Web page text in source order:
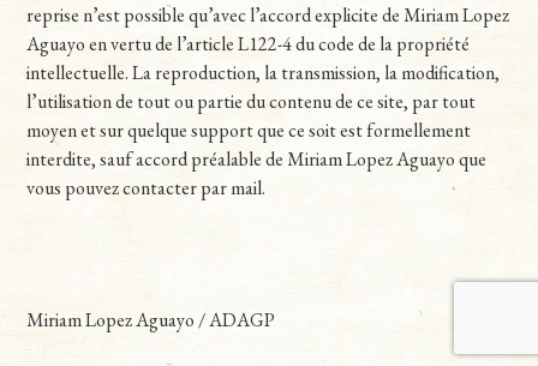
reprise n’est possible qu’avec l’accord explicite de Miriam Lopez
Aguayo en vertu de l’article L122-4 du code de la propriété
intellectuelle. La reproduction, la transmission, la modification,
l’utilisation de tout ou partie du contenu de ce site, par tout
moyen et sur quelque support que ce soit est formellement
interdite, sauf accord préalable de Miriam Lopez Aguayo que
vous pouvez contacter par mail.
Miriam Lopez Aguayo / ADAGP